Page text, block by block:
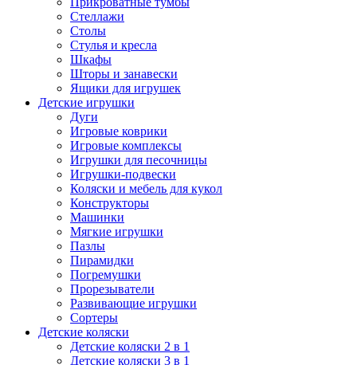
Стеллажи
Столы
Стулья и кресла
Шкафы
Шторы и занавески
Ящики для игрушек
Детские игрушки
Дуги
Игровые коврики
Игровые комплексы
Игрушки для песочницы
Игрушки-подвески
Коляски и мебель для кукол
Конструкторы
Машинки
Мягкие игрушки
Пазлы
Пирамидки
Погремушки
Прорезыватели
Развивающие игрушки
Сортеры
Детские коляски
Детские коляски 2 в 1
Детские коляски 3 в 1